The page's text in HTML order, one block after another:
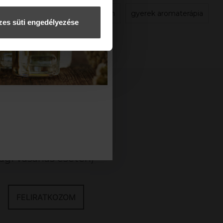
süti engedélyezése
gyerek aromaterápia
vásárlás esetén)